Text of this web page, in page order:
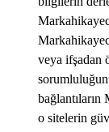
veya ifşadan
bağlantıların
o sitelerin